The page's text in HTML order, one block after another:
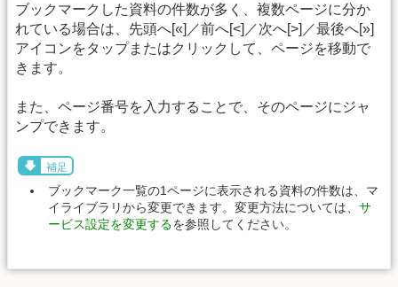
ブックマークした資料の件数が多く、複数ページに分か
れている場合は、先頭へ[«]／前へ[<]／次へ[>]／最後へ[»]
アイコンをタップまたはクリックして、ページを移動で
きます。
また、ページ番号を入力することで、そのページにジャ
ンプできます。
補足
ブックマーク一覧の1ページに表示される資料の件数は、マ
イライブラリから変更できます。変更方法については、 サ
ービス設定を変更するを参照してください。